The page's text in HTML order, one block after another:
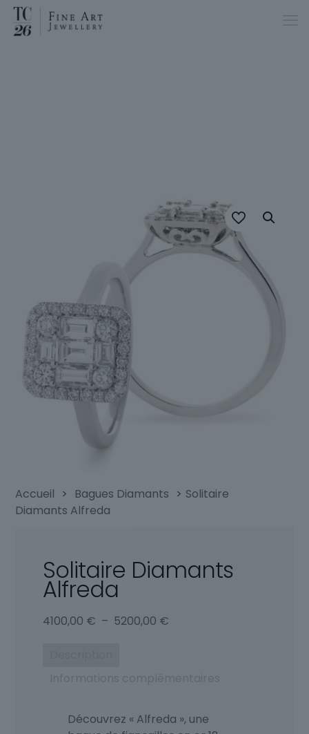
Accueil > Bagues Diamants > Solitaire
Diamants Alfreda
Solitaire Diamants
Alfreda
4100,00 € – 5200,00 €
Découvrez « Alfreda », une